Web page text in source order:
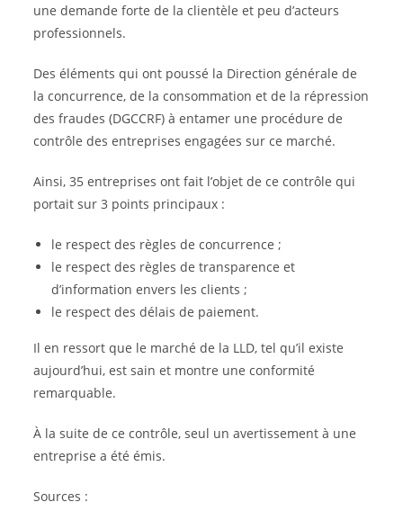
une demande forte de la clientèle et peu d’acteurs
professionnels.
Des éléments qui ont poussé la Direction générale de
la concurrence, de la consommation et de la répression
des fraudes (DGCCRF) à entamer une procédure de
contrôle des entreprises engagées sur ce marché.
Ainsi, 35 entreprises ont fait l’objet de ce contrôle qui
portait sur 3 points principaux :
le respect des règles de concurrence ;
le respect des règles de transparence et
d’information envers les clients ;
le respect des délais de paiement.
Il en ressort que le marché de la LLD, tel qu’il existe
aujourd’hui, est sain et montre une conformité
remarquable.
À la suite de ce contrôle, seul un avertissement à une
entreprise a été émis.
Sources :